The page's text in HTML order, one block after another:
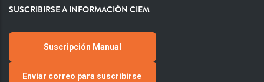
SUSCRIBIRSE A INFORMACIÓN CIEM
Suscripción Manual
Enviar correo para suscribirse